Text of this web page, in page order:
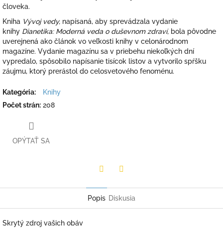
človeka.
Kniha Vývoj vedy, napísaná, aby sprevádzala vydanie
knihy Dianetika: Moderná veda o duševnom zdraví, bola pôvodne
uverejnená ako článok vo veľkosti knihy v celonárodnom
magazíne. Vydanie magazínu sa v priebehu niekoľkých dní
vypredalo, spôsobilo napísanie tisícok listov a vytvorilo spŕšku
záujmu, ktorý prerástol do celosvetového fenoménu.
Kategória:
Knihy
Počet strán: 208
OPÝTAŤ SA
Popis Diskusia
Skrytý zdroj vašich obáv